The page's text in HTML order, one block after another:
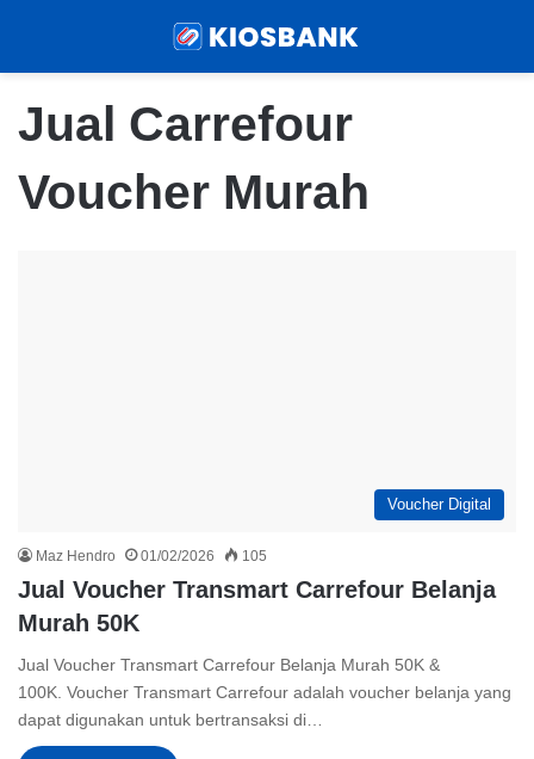
Jual Carrefour
Voucher Murah
Voucher Digital
Maz Hendro 01/02/2026 105
Jual Voucher Transmart Carrefour Belanja
Murah 50K
Jual Voucher Transmart Carrefour Belanja Murah 50K &
100K. Voucher Transmart Carrefour adalah voucher belanja yang
dapat digunakan untuk bertransaksi di…